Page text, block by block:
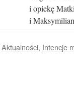
i opiekę
i
Aktualności, Intencje